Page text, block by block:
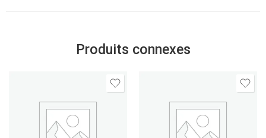
Produits connexes